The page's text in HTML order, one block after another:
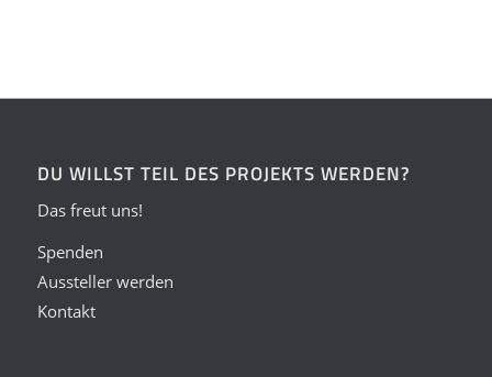
DU WILLST TEIL DES PROJEKTS WERDEN?
Das freut uns!
Spenden
Aussteller werden
Kontakt